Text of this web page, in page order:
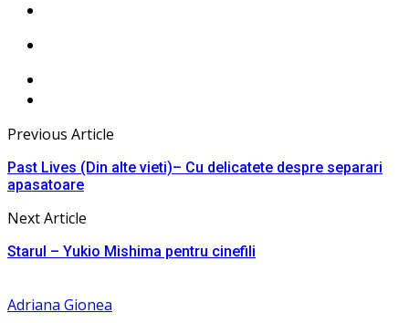
Previous Article
Past Lives (Din alte vieti)– Cu delicatete despre separari
apasatoare
Next Article
Starul – Yukio Mishima pentru cinefili
Adriana Gionea